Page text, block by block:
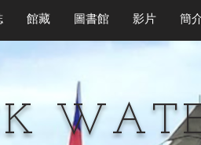
館藏 圖書館 影片 簡